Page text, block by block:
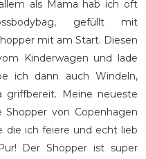
als Mama hab ich oft
gefüllt mit
mit am Start. Diesen
Kinderwagen und lade
ich dann auch Windeln,
griffbereit. Meine neueste
Shopper von Copenhagen
die ich feiere und echt lieb
Der Shopper ist super